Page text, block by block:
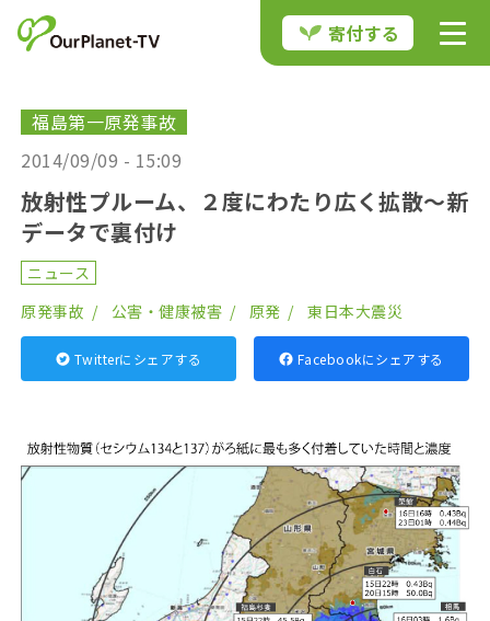
寄付する
福島第一原発事故
2014/09/09 - 15:09
放射性プルーム、２度にわたり広く拡散～新
データで裏付け
ニュース
原発事故
公害・健康被害 原発 東日本大震災
Twitterにシェアする Facebookにシェアする